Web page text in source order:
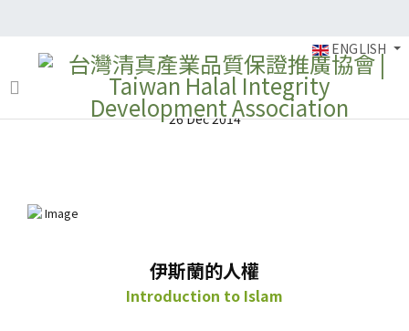
ENGLISH
伊斯蘭的人權
26 Dec 2014
伊斯蘭的人權
Introduction to Islam